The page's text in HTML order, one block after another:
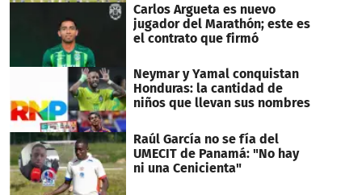
Carlos Argueta es nuevo
jugador del Marathón; este es
el contrato que firmó
Neymar y Yamal conquistan
Honduras: la cantidad de
niños que llevan sus nombres
Raúl García no se fía del
UMECIT de Panamá: "No hay
ni una Cenicienta"